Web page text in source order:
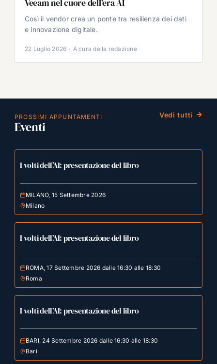
Veeam nel cuore dell’era AI
Così il vendor crea un ponte tra resilienza dei dati
e innovazione digitale.
22 Luglio 2026 · A cura della redazione
PROSSIMI APPUNTAMENTI
Eventi
Vedi tutti
I volti dell’AI: presentazione del libro
MILANO, 15 Settembre 2026
Milano
I volti dell’AI: presentazione del libro
ROMA, 17 Settembre 2026 dalle 16:30 alle 18:30
Roma
I volti dell’AI: presentazione del libro
BARI, 24 Settembre 2026 dalle 16:30 alle 18:30
Bari